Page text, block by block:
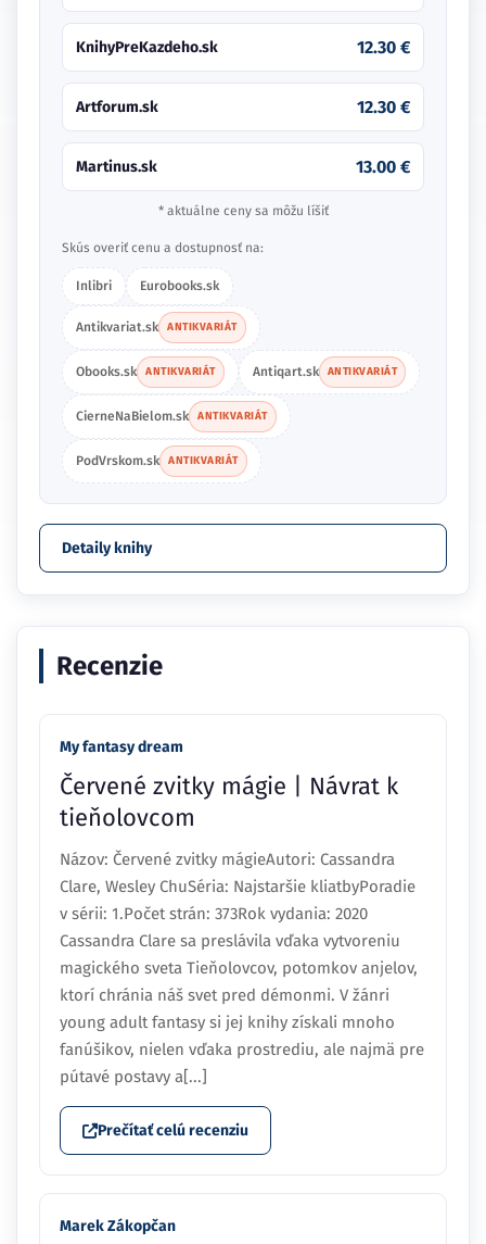
KnihyPreKazdeho.sk 12.30 €
Artforum.sk 12.30 €
Martinus.sk 13.00 €
* aktuálne ceny sa môžu líšiť
Skús overiť cenu a dostupnosť na:
Inlibri Eurobooks.sk
Antikvariat.sk ANTIKVARIÁT
Obooks.sk ANTIKVARIÁT Antiqart.sk ANTIKVARIÁT
CierneNaBielom.sk ANTIKVARIÁT
PodVrskom.sk ANTIKVARIÁT
Detaily knihy
Recenzie
My fantasy dream
Červené zvitky mágie | Návrat k
tieňolovcom
Názov: Červené zvitky mágieAutori: Cassandra
Clare, Wesley ChuSéria: Najstaršie kliatbyPoradie
v sérii: 1.Počet strán: 373Rok vydania: 2020
Cassandra Clare sa preslávila vďaka vytvoreniu
magického sveta Tieňolovcov, potomkov anjelov,
ktorí chránia náš svet pred démonmi. V žánri
young adult fantasy si jej knihy získali mnoho
fanúšikov, nielen vďaka prostrediu, ale najmä pre
pútavé postavy a[...]
Prečítať celú recenziu
Marek Zákopčan